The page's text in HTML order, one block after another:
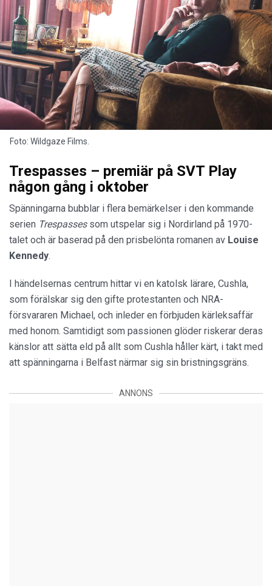
Foto: Wildgaze Films.
Trespasses – premiär på SVT Play
någon gång i oktober
Spänningarna bubblar i flera bemärkelser i den kommande
serien Trespasses som utspelar sig i Nordirland på 1970-
talet och är baserad på den prisbelönta romanen av Louise
Kennedy.
I händelsernas centrum hittar vi en katolsk lärare, Cushla,
som förälskar sig den gifte protestanten och NRA-
försvararen Michael, och inleder en förbjuden kärleksaffär
med honom. Samtidigt som passionen glöder riskerar deras
känslor att sätta eld på allt som Cushla håller kärt, i takt med
att spänningarna i Belfast närmar sig sin bristningsgräns.
ANNONS